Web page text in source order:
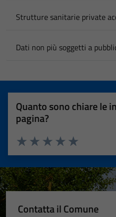
Strutture sanitarie private
Dati non più soggetti a
Quanto sono chiare le
pagina?
Valuta 5
Valuta 4 stelle su
Valuta 3 stelle su 5
Valuta 2 stelle su 5
Valuta 1 stelle su 5
Contatta il Comune